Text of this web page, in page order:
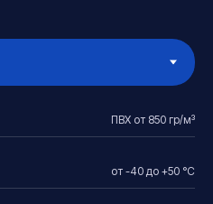
ПВХ от 850 гр/м³
от -40 до +50 °С